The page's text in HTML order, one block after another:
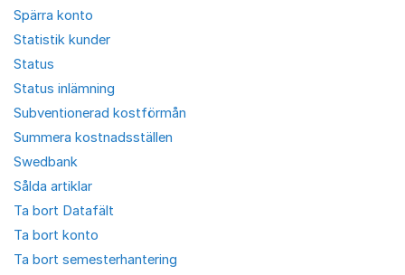
Spärra konto
Statistik kunder
Status
Status inlämning
Subventionerad kostförmån
Summera kostnadsställen
Swedbank
Sålda artiklar
Ta bort Datafält
Ta bort konto
Ta bort semesterhantering